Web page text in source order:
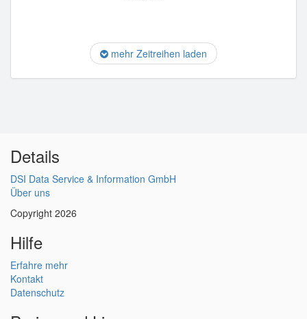
mehr Zeitreihen laden
Details
DSI Data Service & Information GmbH
Über uns
Copyright 2026
Hilfe
Erfahre mehr
Kontakt
Datenschutz